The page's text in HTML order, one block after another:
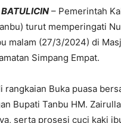
– Pemerintah
turut memperingati
malam (27/3/2024) di
Simpang Empat.
rangkaian Buka puasa
Bupati Tanbu HM.
serta prosesi cuci kaki